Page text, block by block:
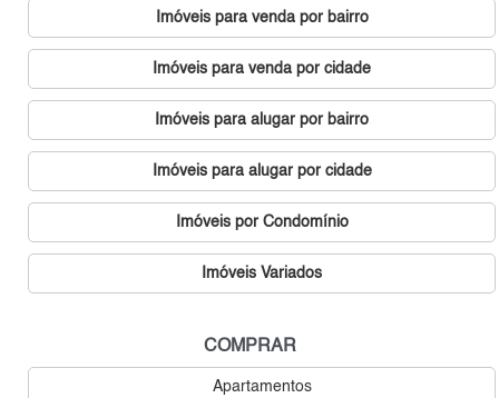
Imóveis para venda por bairro
Imóveis para venda por cidade
Imóveis para alugar por bairro
Imóveis para alugar por cidade
Imóveis por Condomínio
Imóveis Variados
COMPRAR
Apartamentos